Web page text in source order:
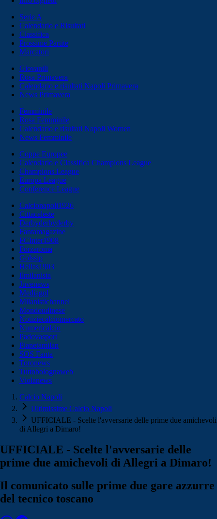
Serie A
Calendario e Risultati
Classifica
Prossime Partite
Marcatori
Giovanili
Rosa Primavera
Calendario e risultati Napoli Primavera
News Primavera
Femminile
Rosa Femminile
Calendario e risultati Napoli Women
News Femminile
Coppe Europee
Calendario e Classifica Champions League
Champions League
Europa League
Conference League
Calcionapoli1926
Cittaceleste
Derbyderbyderby
Fantamagazine
FCInter1908
Forzaroma
Golssip
Hellas1903
Ilmilanista
Juvenews
Mediagol
Milanistichannel
Mondoudinese
Notiziecalciomercato
Numericalcio
Padovasport
Pianetamilan
SOS Fanta
Toronews
Tuttobolognaweb
Violanews
Calcio Napoli
Ultimissime Calcio Napoli
UFFICIALE - Scelte l'avversarie delle prime due amichevoli
di Allegri a Dimaro!
UFFICIALE - Scelte l'avversarie delle
prime due amichevoli di Allegri a Dimaro!
Il comunicato sulle prime due gare azzurre
del tecnico toscano